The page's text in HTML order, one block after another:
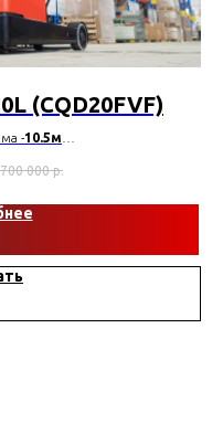
(CQD20FVF)
-10.5м
Триплекс
000 р.